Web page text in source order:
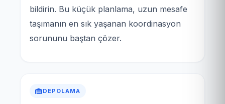
bildirin. Bu küçük planlama, uzun mesafe
taşımanın en sık yaşanan koordinasyon
sorununu baştan çözer.
DEPOLAMA